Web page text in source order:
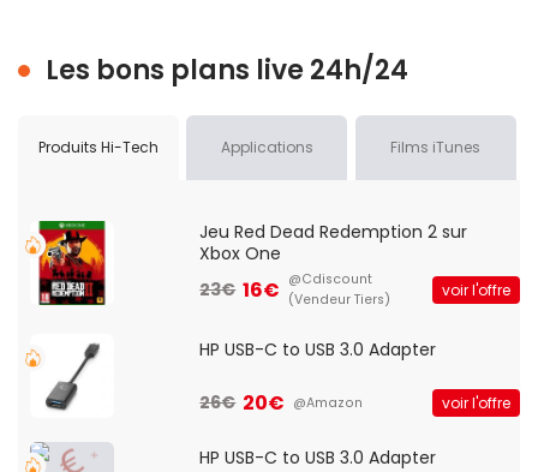
Les bons plans live 24h/24
Produits Hi-Tech Applications Films iTunes
Jeu Red Dead Redemption 2 sur
Xbox One
23€ 16€ @Cdiscount
(Vendeur Tiers)
voir l'offre
HP USB-C to USB 3.0 Adapter
26€ 20€ @Amazon voir l'offre
HP USB-C to USB 3.0 Adapter